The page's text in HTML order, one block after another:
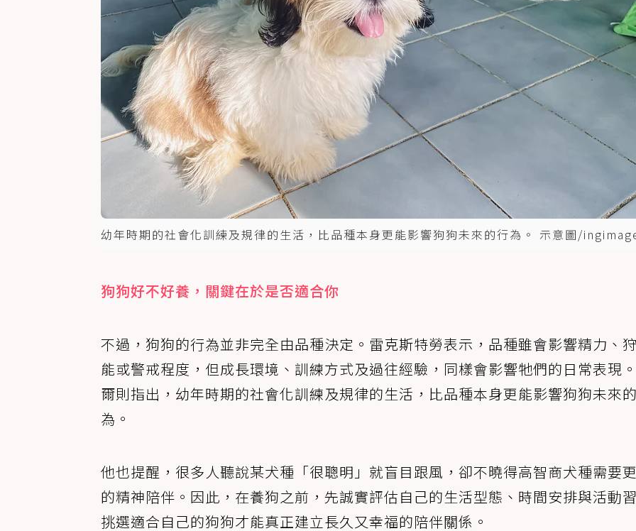
幼年時期的社會化訓練及規律的生活，比品種本身更能影響狗狗未來的行為。 示意圖/
狗狗好不好養，關鍵在於是否適合你
不過，狗狗的行為並非完全由品種決定。雷克斯特勞表示，品種雖會影響精力、
能或警戒程度，但成長環境、訓練方式及過往經驗，同樣會影響牠們的日常表現
爾則指出，幼年時期的社會化訓練及規律的生活，比品種本身更能影響狗狗未來
為。
他也提醒，很多人聽說某犬種「很聰明」就盲目跟風，卻不曉得高智商犬種需要
的精神陪伴。因此，在養狗之前，先誠實評估自己的生活型態、時間安排與活動
挑選適合自己的狗狗才能真正建立長久又幸福的陪伴關係。